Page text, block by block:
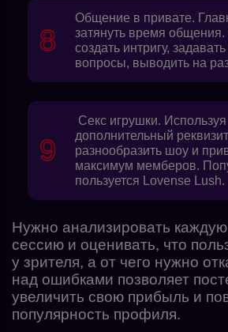
Общение в привате.
затянуть время
создать интригу,
вопросы, выводить на
Секс игрушки. Используя
дополнительный
разнообразить шоу и
максимум мемберов.
пользуется Lovense Lush.
Нужно анализировать
сессию и оценивать, что
у зрителя, а от чего нужно
над ошибками позволяет
увеличить свою прибыль и
популярность профиля.